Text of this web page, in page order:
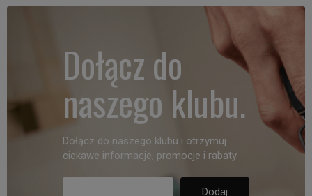
Dołącz do
naszego klubu.
Dołącz do naszego klubu i otrzymuj
ciekawe informacje, promocje i rabaty.